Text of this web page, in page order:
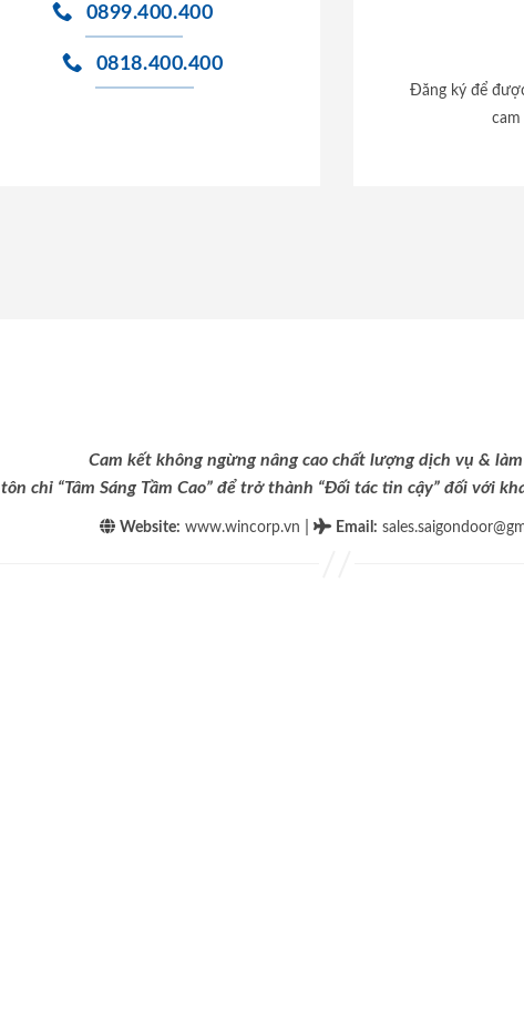
0899.400.400
0818.400.400
Đăng ký để
Cam kết không ngừng nâng cao chất lượng dịch vụ &
tôn chỉ “Tâm Sáng Tầm Cao” để trở thành “Đối tác tin cậy” đối với
Website: www.wincorp.vn Email :